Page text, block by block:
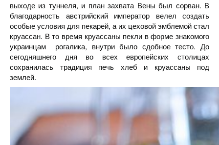
выходе из туннеля, и план захвата Вены был сорван. В
благодарность австрийский император велел создать
особые условия для пекарей, а их цеховой эмблемой стал
круассан. В то время круассаны пекли в форме знакомого
украинцам рогалика, внутри было сдобное тесто. До
сегодняшнего дня во всех европейских столицах
сохранилась традиция печь хлеб и круассаны под
землей.